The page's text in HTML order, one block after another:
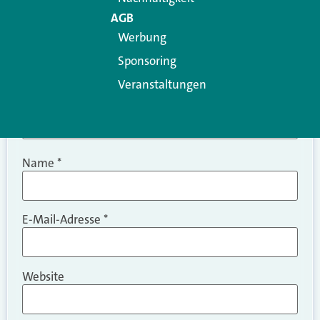
Name *
E-Mail-Adresse *
Website
AGB
Werbung
Sponsoring
Veranstaltungen